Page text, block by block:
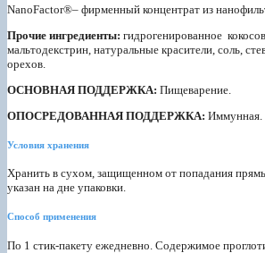
NanoFactor®– фирменный концентрат из
Прочие ингредиенты: гидрогенированное
мальтодекстрин, натуральные красители, соль,
орехов.
ОСНОВНАЯ ПОДДЕРЖКА: Пищеварение.
ОПОСРЕДОВАННАЯ ПОДДЕРЖКА: Иммунная.
Условия хранения
Хранить в сухом, защищенном от попадания
указан на дне упаковки.
Способ применения
По 1 стик-пакету ежедневно. Содержимое